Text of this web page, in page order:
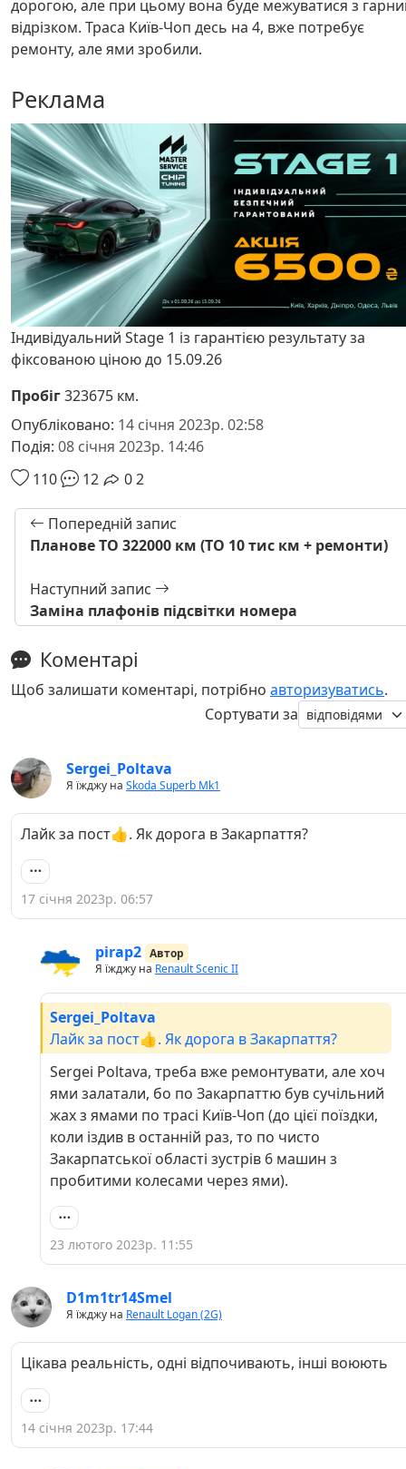
дорогою, але при цьому вона буде межуватися з
відрізком. Траса Київ-Чоп десь на 4, вже потребує
ремонту, але ями зробили.
Реклама
Індивідуальний Stage 1 із гарантією результату за
фіксованою ціною до 15.09.26
Пробіг323675 км.
Опубліковано: 14 січня 2023р. 02:58
Подія: 08 січня 2023р. 14:46
110
12 02
Попередній запис
Планове ТО 322000 км (ТО 10 тис км + ремонти)
Наступний запис
Заміна плафонів підсвітки номера
Коментарі
Щоб залишати коментарі, потрібно авторизуватись.
Сортувати за
Sergei_Poltava
Я їжджу на Skoda Superb Mk1
Лайк за пост👍. Як дорога в Закарпаття?
17 січня 2023р. 06:57
pirap2 Автор
Я їжджу на Renault Scenic II
Sergei_Poltava
Лайк за пост👍. Як дорога в Закарпаття?
Sergei Poltava, треба вже ремонтувати, але хоч
ями залатали, бо по Закарпаттю був сучільний
жах з ямами по трасі Київ-Чоп (до цієї поїздки,
коли іздив в останній раз, то по чисто
Закарпатської області зустрів 6 машин з
пробитими колесами через ями).
23 лютого 2023р. 11:55
D1m1tr14Smel
Я їжджу на Renault Logan (2G)
Цікава реальність, одні відпочивають, інші воюють
14 січня 2023р. 17:44